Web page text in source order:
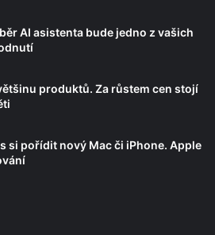
AI asistenta bude jedno z vašich
produktů. Za růstem cen stojí
si pořídit nový Mac či iPhone. Apple